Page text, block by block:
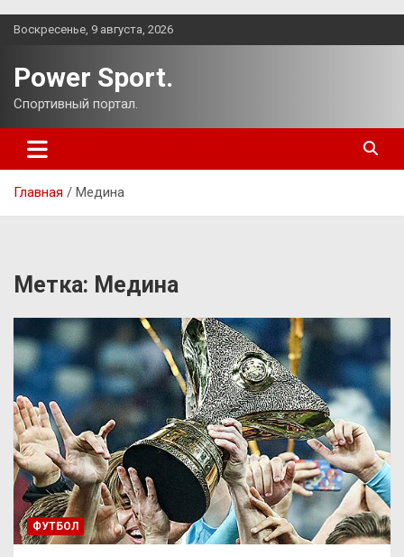
Перейти
Воскресенье, 9 августа, 2026
Power Sport.
Спортивный портал.
Главная Медина
Метка: Медина
ФУТБОЛ